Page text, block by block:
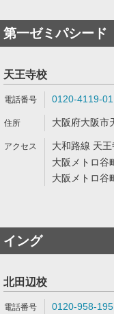
第一ゼミパシード
天王寺校
0120-4119-01
大阪府大阪市
大和路線 天
大阪メトロ谷
大阪メトロ谷
イング
北田辺校
0120-958-195